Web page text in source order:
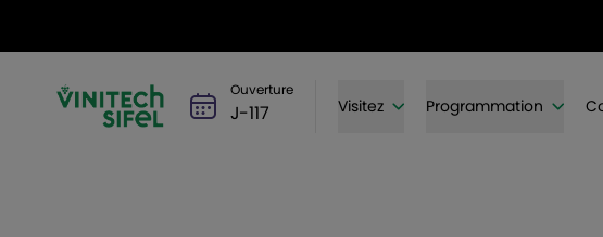
Ouverture
J-117 Visitez Programmation